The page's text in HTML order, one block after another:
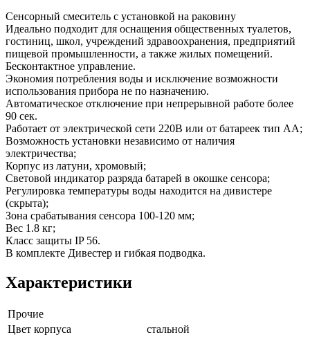
Сенсорный смеситель с установкой на раковину
Идеально подходит для оснащения общественных туалетов,
гостиниц, школ, учреждений здравоохранения, предприятий
пищевой промышленности, а также жилых помещений.
Бесконтактное управление.
Экономия потребления воды и исключение возможности
использования прибора не по назначению.
Автоматическое отключение при непрерывной работе более
90 сек.
Работает от электрической сети 220В или от батареек тип АА;
Возможность установки независимо от наличия
электричества;
Корпус из латуни, хромовый;
Cветовой индикатор разряда батарей в окошке сенсора;
Регулировка температуры воды находится на дивистере
(скрыта);
Зона срабатывания сенсора 100-120 мм;
Вес 1.8 кг;
Класс защиты IP 56.
В комплекте Дивестер и гибкая подводка.
Характеристики
Прочие
Цвет корпуса
стальной